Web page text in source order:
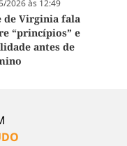
2026 às 12:49
de Virginia fala
“princípios” e
antes de